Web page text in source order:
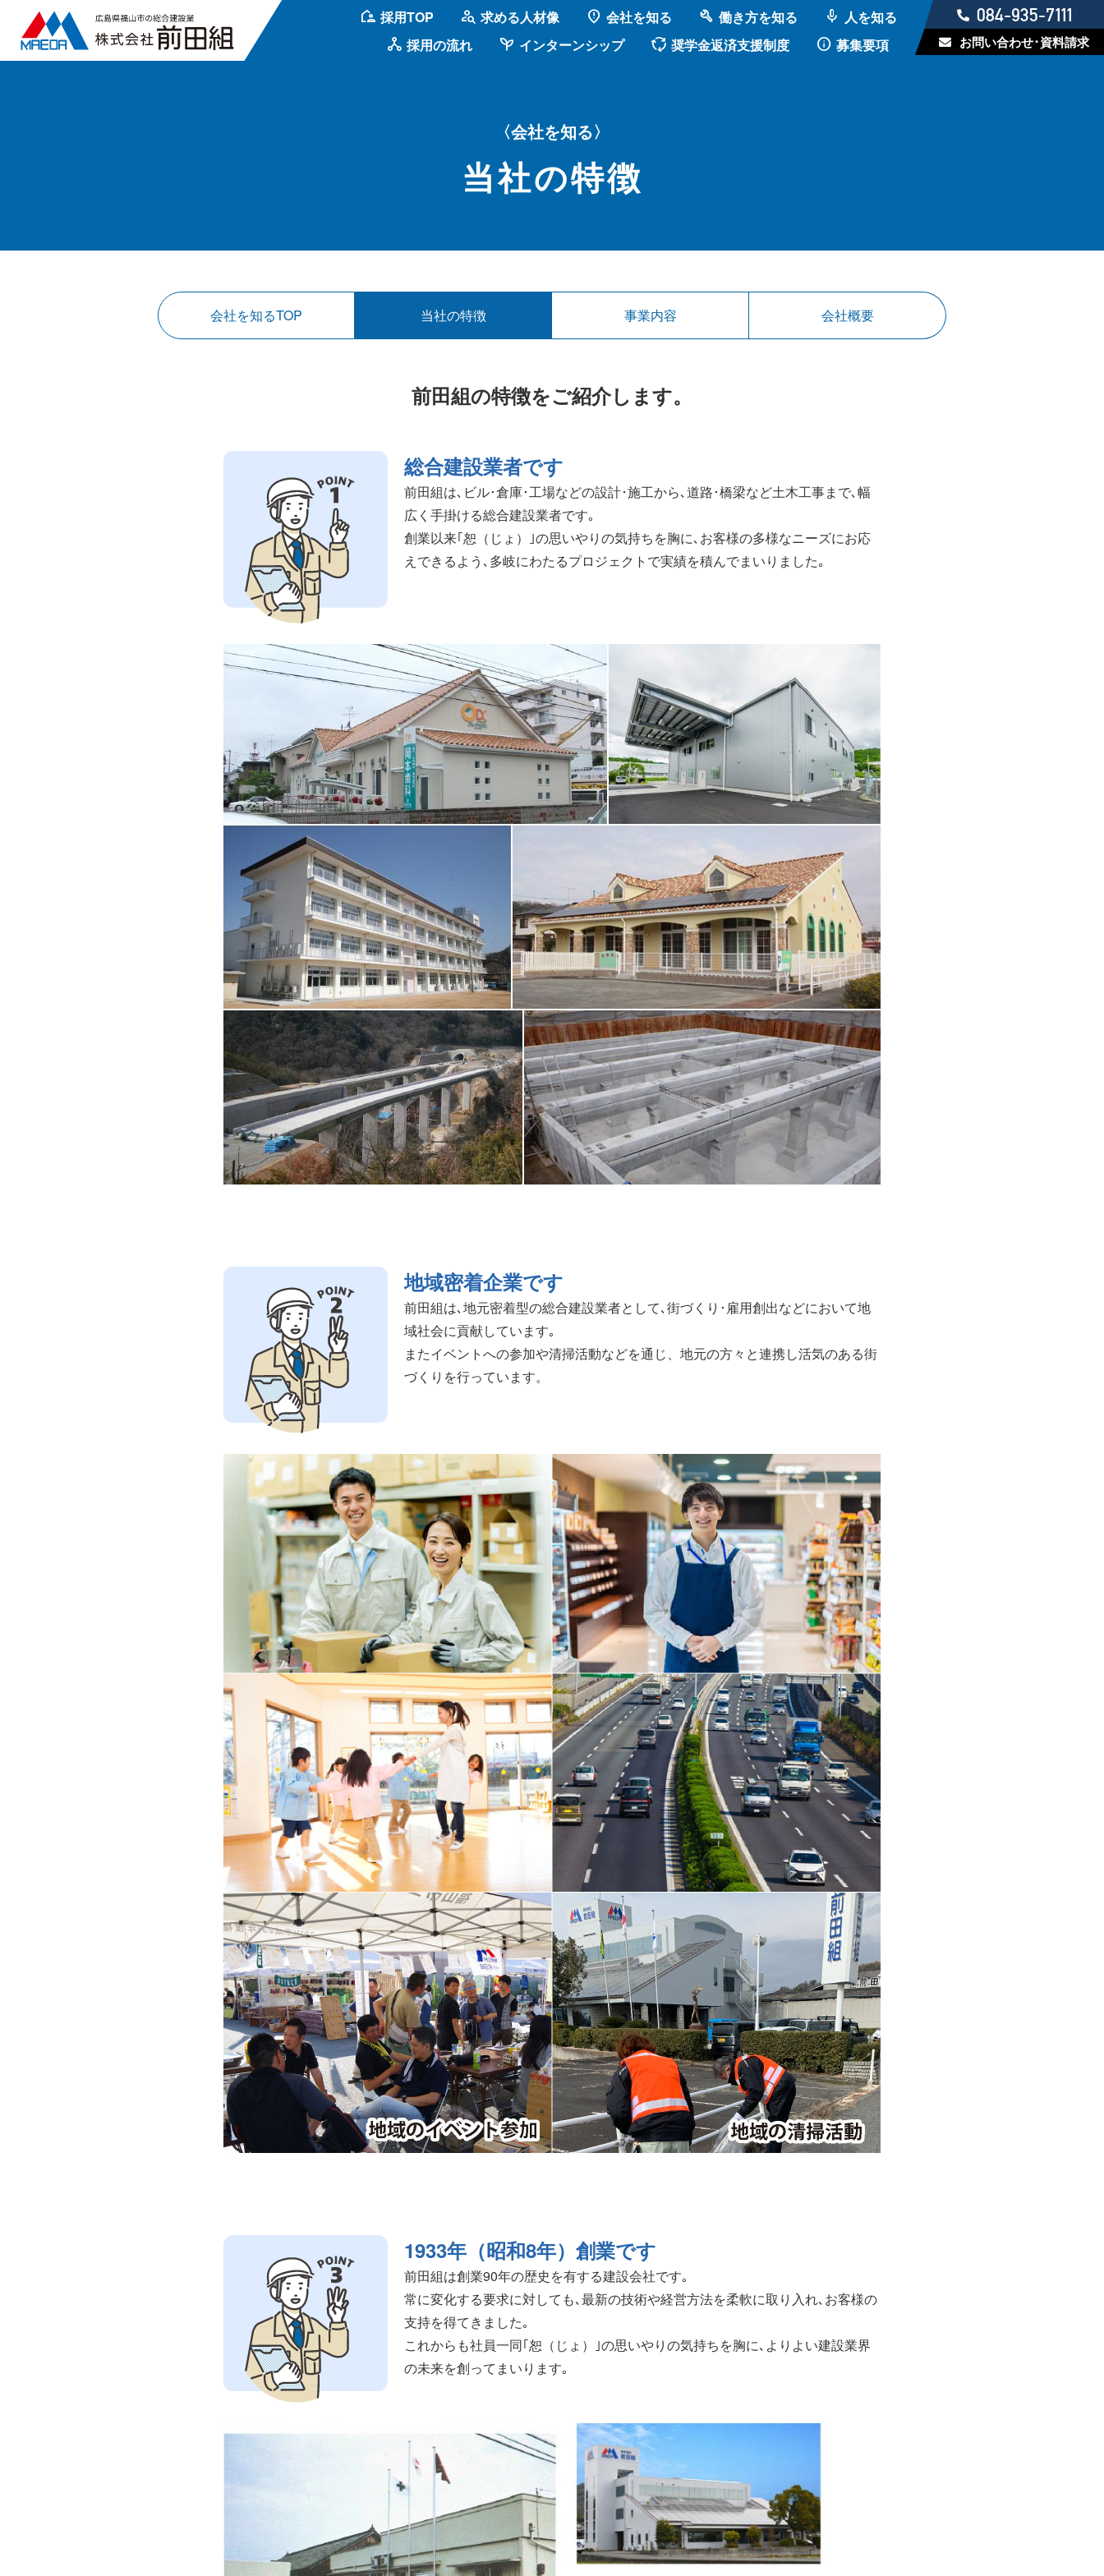
location_away 採用TOP person_search 求める人材像 fmd_bad 会社を知る build 働き方を知る mic 人を知る
network_node 採用の流れ psychiatry インターンシップ cycle 奨学金返済支援制度 info 募集要項
084-935-7111
お問い合わせ･資料請求
〈会社を知る〉
当社の特徴
会社を知るTOP 当社の特徴 事業内容 会社概要
前田組の特徴をご紹介します。
総合建設業者です
前田組は､ビル･倉庫･工場などの設計･施工から､道路･橋梁など土木工事まで､幅
広く手掛ける総合建設業者です｡
創業以来｢恕（じょ）｣の思いやりの気持ちを胸に､お客様の多様なニーズにお応
えできるよう､多岐にわたるプロジェクトで実績を積んでまいりました｡
地域密着企業です
前田組は､地元密着型の総合建設業者として､街づくり･雇用創出などにおいて地
域社会に貢献しています｡
またイベントへの参加や清掃活動などを通じ、地元の方々と連携し活気のある街
づくりを行っています。
1933年（昭和8年）創業です
前田組は創業90年の歴史を有する建設会社です｡
常に変化する要求に対しても､最新の技術や経営方法を柔軟に取り入れ､お客様の
支持を得てきました｡
これからも社員一同｢恕（じょ）｣の思いやりの気持ちを胸に､よりよい建設業界
の未来を創ってまいります｡